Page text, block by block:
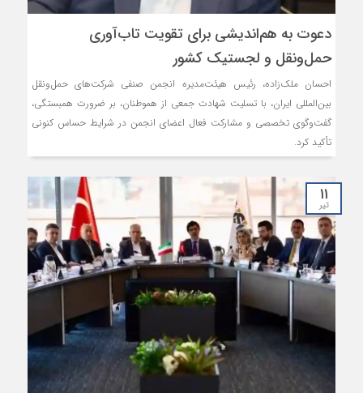
دعوت به هم‌اندیشی برای تقویت تاب‌آوری
حمل‌ونقل و لجستیک کشور
احسان ملک‌زاده، رئیس هیئت‌مدیره انجمن صنفی شرکت‌های حمل‌ونقل
بین‌المللی ایران، با تسلیت شهادت جمعی از هموطنان، بر ضرورت همبستگی،
گفت‌وگوی تخصصی و مشارکت فعال اعضای انجمن در شرایط حساس کنونی
تأکید کرد.
۱۱
تیر